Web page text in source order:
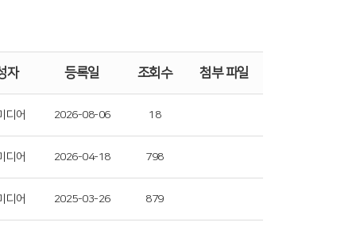
자 등록일 조회수 첨부 파일
디어 2026-08-06 18
디어 2026-04-18 798
디어 2025-03-26 879